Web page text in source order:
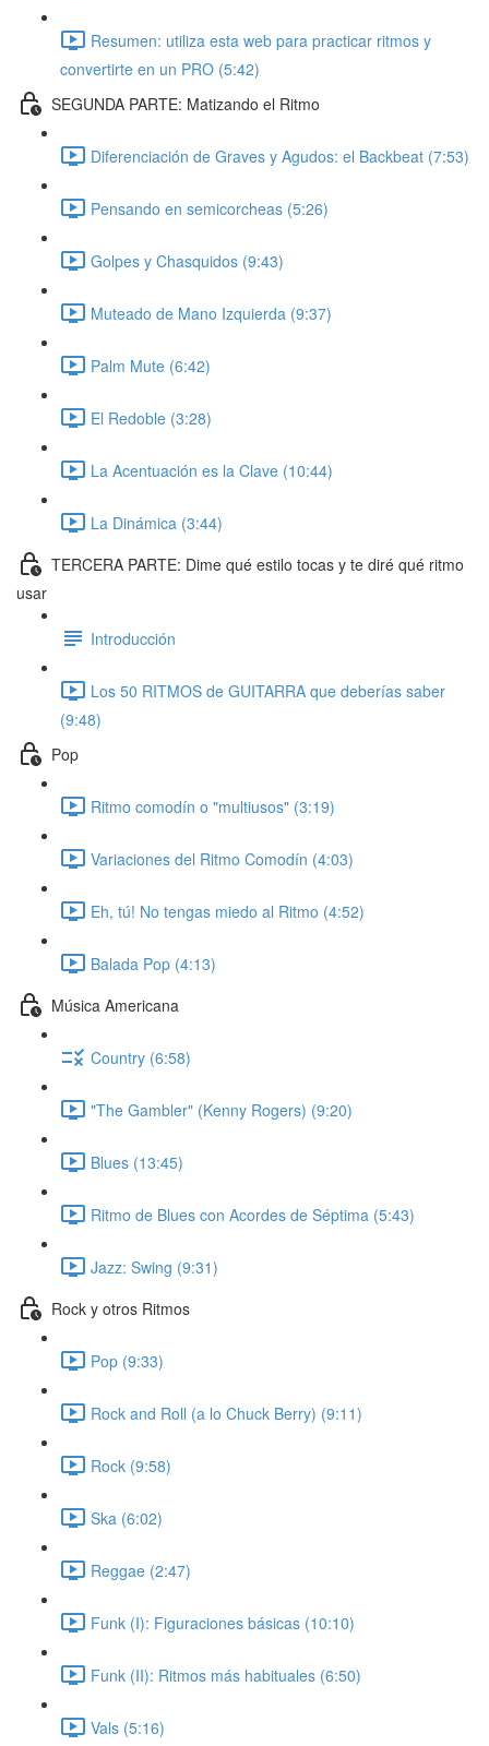
Resumen: utiliza esta web para practicar ritmos y
convertirte en un PRO (5:42)
SEGUNDA PARTE: Matizando el Ritmo
Diferenciación de Graves y Agudos: el Backbeat (7:53)
Pensando en semicorcheas (5:26)
Golpes y Chasquidos (9:43)
Muteado de Mano Izquierda (9:37)
Palm Mute (6:42)
El Redoble (3:28)
La Acentuación es la Clave (10:44)
La Dinámica (3:44)
TERCERA PARTE: Dime qué estilo tocas y te diré qué ritmo
usar
Introducción
Los 50 RITMOS de GUITARRA que deberías saber
(9:48)
Pop
Ritmo comodín o "multiusos" (3:19)
Variaciones del Ritmo Comodín (4:03)
Eh, tú! No tengas miedo al Ritmo (4:52)
Balada Pop (4:13)
Música Americana
Country (6:58)
"The Gambler" (Kenny Rogers) (9:20)
Blues (13:45)
Ritmo de Blues con Acordes de Séptima (5:43)
Jazz: Swing (9:31)
Rock y otros Ritmos
Pop (9:33)
Rock and Roll (a lo Chuck Berry) (9:11)
Rock (9:58)
Ska (6:02)
Reggae (2:47)
Funk (I): Figuraciones básicas (10:10)
Funk (II): Ritmos más habituales (6:50)
Vals (5:16)